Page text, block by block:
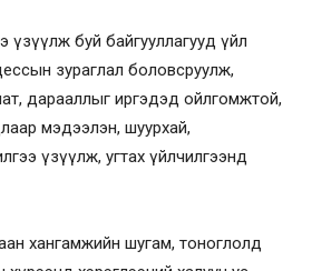
үзүүлж буй байгууллагууд үйл
зураглал боловсруулж,
дарааллыг иргэдэд ойлгомжтой,
мэдээлэн, шуурхай,
үзүүлж, угтах үйлчилгээнд
хангамжийн шугам, тоноглолд